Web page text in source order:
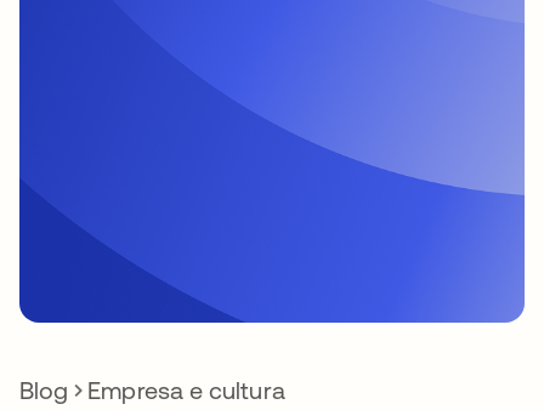
Blog Empresa e cultura